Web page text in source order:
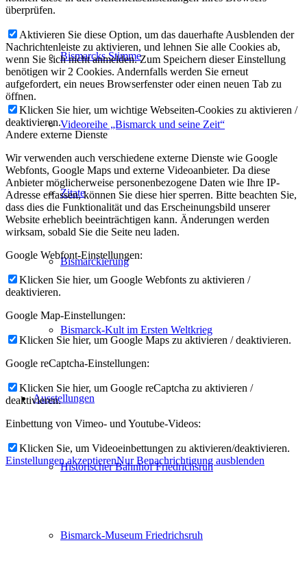
Bismarcks Stimme
Videoreihe „Bismarck und seine Zeit“
Zitate
Bismarckierung
Bismarck-Kult im Ersten Weltkrieg
Ausstellungen
Historischer Bahnhof Friedrichsruh
Bismarck-Museum Friedrichsruh
überprüfen.
Aktivieren Sie diese Option, um das dauerhafte Ausblenden der
Nachrichtenleiste zu aktivieren, und lehnen Sie alle Cookies ab,
wenn Sie sich nicht anmelden. Zum Speichern dieser Einstellung
benötigen wir 2 Cookies. Andernfalls werden Sie erneut
aufgefordert, ein neues Browserfenster oder einen neuen Tab zu
öffnen.
Klicken Sie hier, um wichtige Webseiten-Cookies zu aktivieren /
deaktivieren.
Andere externe Dienste
Wir verwenden auch verschiedene externe Dienste wie Google
Webfonts, Google Maps und externe Videoanbieter. Da diese
Anbieter möglicherweise personenbezogene Daten wie Ihre IP-
Adresse erfassen, können Sie diese hier sperren. Bitte beachten Sie,
dass dies die Funktionalität und das Erscheinungsbild unserer
Website erheblich beeinträchtigen kann. Änderungen werden
wirksam, sobald Sie die Seite neu laden.
Google Webfont-Einstellungen:
Klicken Sie hier, um Google Webfonts zu aktivieren /
deaktivieren.
Google Map-Einstellungen:
Klicken Sie hier, um Google Maps zu aktivieren / deaktivieren.
Google reCaptcha-Einstellungen:
Klicken Sie hier, um Google reCaptcha zu aktivieren /
deaktivieren.
Einbettung von Vimeo- und Youtube-Videos:
Klicken Sie, um Videoeinbettungen zu aktivieren/deaktivieren.
Einstellungen akzeptierenNur Benachrichtigung ausblenden